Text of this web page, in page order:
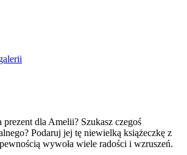
prezent dla Amelii? Szukasz czegoś
Podaruj jej tę niewielką książeczkę z
wywoła wiele radości i wzruszeń.